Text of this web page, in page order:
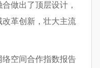
做出了顶层设计，
革创新，壮大主流
空间合作指数报告